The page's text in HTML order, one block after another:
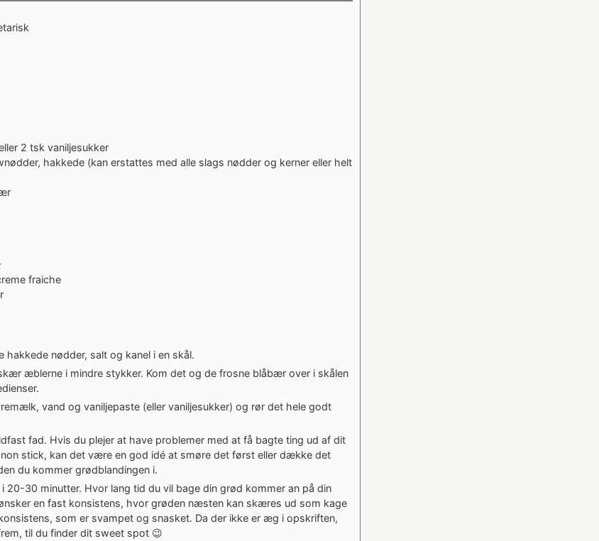
2 tsk vaniljesukker
hakkede (kan erstattes med alle slags nødder og kerner eller helt
fraiche
hakkede nødder, salt og kanel i en skål.
æblerne i mindre stykker. Kom det og de frosne blåbær over i skålen
vand og vaniljepaste (eller vaniljesukker) og rør det hele godt
fad. Hvis du plejer at have problemer med at få bagte ting ud af dit
stick, kan det være en god idé at smøre det først eller dække det
du kommer grødblandingen i.
20-30 minutter. Hvor lang tid du vil bage din grød kommer an på din
en fast konsistens, hvor grøden næsten kan skæres ud som kage
som er svampet og snasket. Da der ikke er æg i opskriften,
til du finder dit sweet spot 😉